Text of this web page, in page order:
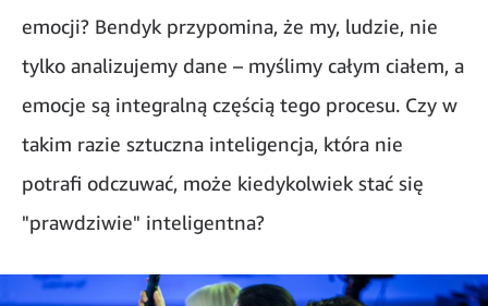
emocji? Bendyk przypomina, że my, ludzie, nie
tylko analizujemy dane – myślimy całym ciałem, a
emocje są integralną częścią tego procesu. Czy w
takim razie sztuczna inteligencja, która nie
potrafi odczuwać, może kiedykolwiek stać się
"prawdziwie" inteligentna?